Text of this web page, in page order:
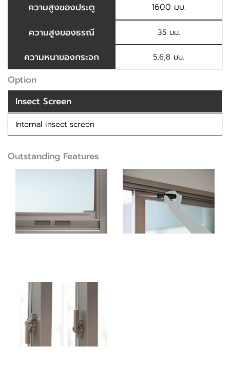
ความสูงของประตู 1600 มม.
ความสูงของธรณี 35 มม.
ความหนาของกระจก 5,6,8 มม.
Option
Insect Screen
Internal insect screen
Outstanding Features